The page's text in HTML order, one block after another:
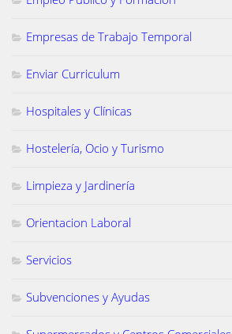
Empresas de Trabajo Temporal
Enviar Curriculum
Hospitales y Clínicas
Hostelería, Ocio y Turismo
Limpieza y Jardinería
Orientacion Laboral
Servicios
Subvenciones y Ayudas